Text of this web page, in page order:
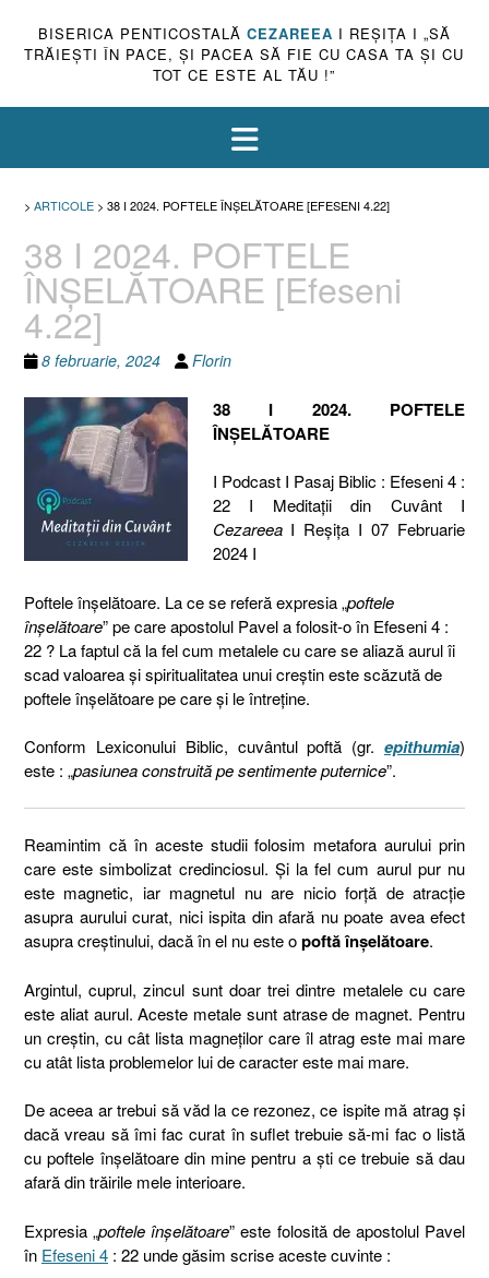
BISERICA PENTICOSTALĂ CEZAREEA I REŞIŢA I „SĂ
TRĂIEŞTI ÎN PACE, ŞI PACEA SĂ FIE CU CASA TA ŞI CU
TOT CE ESTE AL TĂU !”
> ARTICOLE > 38 I 2024. POFTELE ÎNȘELĂTOARE [EFESENI 4.22]
38 I 2024. POFTELE
ÎNȘELĂTOARE [Efeseni
4.22]
8 februarie, 2024 Florin
38 I 2024. POFTELE
ÎNȘELĂTOARE
I Podcast I Pasaj Biblic : Efeseni 4 :
22 I Meditaţii din Cuvânt I
CezareeaI Reşiţa I 07 Februarie
2024 I
Poftele înșelătoare. La ce se referă expresia „poftele
înșelătoare” pe care apostolul Pavel a folosit-o în Efeseni 4 :
22 ? La faptul că la fel cum metalele cu care se aliază aurul îi
scad valoarea și spiritualitatea unui creștin este scăzută de
poftele înșelătoare pe care și le întreține.
Conform Lexiconului Biblic, cuvântul poftă (gr. epithumia)
este : „pasiunea construită pe sentimente puternice”.
Reamintim că în aceste studii folosim metafora aurului prin
care este simbolizat credinciosul. Și la fel cum aurul pur nu
este magnetic, iar magnetul nu are nicio forță de atracție
asupra aurului curat, nici ispita din afară nu poate avea efect
asupra creștinului, dacă în el nu este opoftă înșelătoare.
Argintul, cuprul, zincul sunt doar trei dintre metalele cu care
este aliat aurul. Aceste metale sunt atrase de magnet. Pentru
un creștin, cu cât lista magneților care îl atrag este mai mare
cu atât lista problemelor lui de caracter este mai mare.
De aceea ar trebui să văd la ce rezonez, ce ispite mă atrag și
dacă vreau să îmi fac curat în suflet trebuie să-mi fac o listă
cu poftele înșelătoare din mine pentru a ști ce trebuie să dau
afară din trăirile mele interioare.
Expresia „poftele înșelătoare” este folosită de apostolul Pavel
în Efeseni 4 : 22 unde găsim scrise aceste cuvinte :